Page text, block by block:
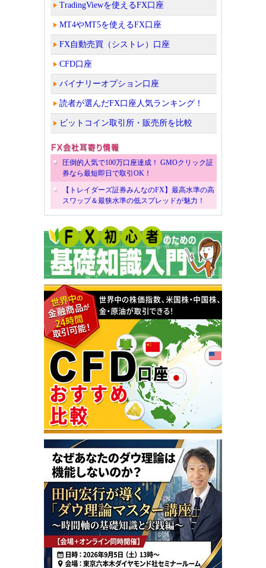
TradingViewを使えるFX口座
MT4やMT5を使えるFX口座
FX自動売買（シストレ）口座
CFD口座
バイナリーオプション口座
読者が選んだFX口座人気ランキング！
ビットコイン取引所・販売所を比較
圧倒的人気で100万口座達成！ GMOクリック証
券なら最短即日で取引OK！
【トレイダーズ証券みんなのFX】最高水準の高
スワップ＆最狭水準の低スプレッドが魅力！